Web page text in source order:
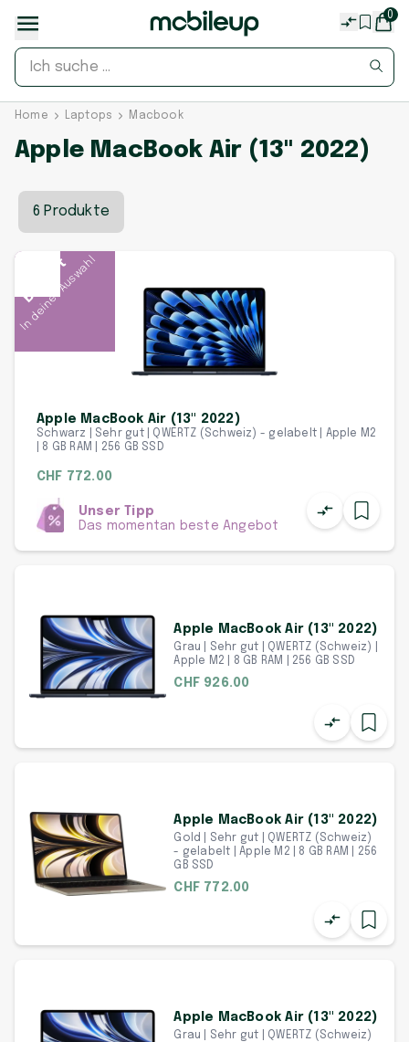
0
Home Laptops Macbook
Apple MacBook Air (13" 2022)
6 Produkte
Beliebt
In deiner Auswahl
Apple MacBook Air (13" 2022)
Schwarz | Sehr gut | QWERTZ (Schweiz) - gelabelt | Apple M2
| 8 GB RAM | 256 GB SSD
CHF 772.00
Unser Tipp
Das momentan beste Angebot
Apple MacBook Air (13" 2022)
Grau | Sehr gut | QWERTZ (Schweiz) |
Apple M2 | 8 GB RAM | 256 GB SSD
CHF 926.00
Apple MacBook Air (13" 2022)
Gold | Sehr gut | QWERTZ (Schweiz)
- gelabelt | Apple M2 | 8 GB RAM | 256
GB SSD
CHF 772.00
Apple MacBook Air (13" 2022)
Grau | Sehr gut | QWERTZ (Schweiz)